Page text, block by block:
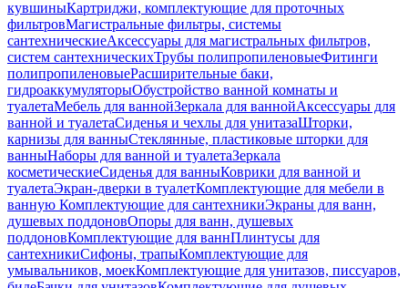
кувшиныКартриджи, комплектующие для проточных
фильтровМагистральные фильтры, системы
сантехническиеАксессуары для магистральных фильтров,
систем сантехническихТрубы полипропиленовыеФитинги
полипропиленовыеРасширительные баки,
гидроаккумуляторыОбустройство ванной комнаты и
туалетаМебель для ваннойЗеркала для ваннойАксессуары для
ванной и туалетаСиденья и чехлы для унитазаШторки,
карнизы для ванныСтеклянные, пластиковые шторки для
ванныНаборы для ванной и туалетаЗеркала
косметическиеСиденья для ванныКоврики для ванной и
туалетаЭкран-дверки в туалетКомплектующие для мебели в
ванную Комплектующие для сантехникиЭкраны для ванн,
душевых поддоновОпоры для ванн, душевых
поддоновКомплектующие для ваннПлинтусы для
сантехникиСифоны, трапыКомплектующие для
умывальников, моекКомплектующие для унитазов, писсуаров,